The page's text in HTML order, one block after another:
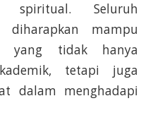
spiritual. Seluruh
diharapkan mampu
yang tidak hanya
tetapi juga
dalam menghadapi